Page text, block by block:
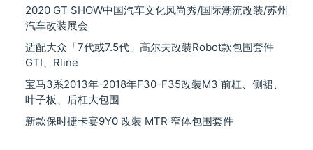
2020 GT SHOW中国汽车文化风尚秀/国际潮流改装/苏州
汽车改装展会
适配大众「7代或7.5代」高尔夫改装Robot款包围套件
GTI、Rline
宝马3系2013年-2018年F30-F35改装M3 前杠、侧裙、
叶子板、后杠大包围
新款保时捷卡宴9Y0 改装 MTR 窄体包围套件